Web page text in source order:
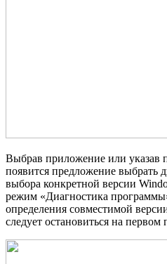
Выбрав приложение или указав
появится предложение выбрать
выбора конкретной версии
режим «Диагностика
определения совместимой
следует остановиться на первом